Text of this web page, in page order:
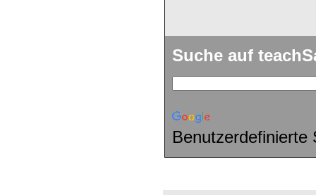
Suche auf
Benutzerdefinierte